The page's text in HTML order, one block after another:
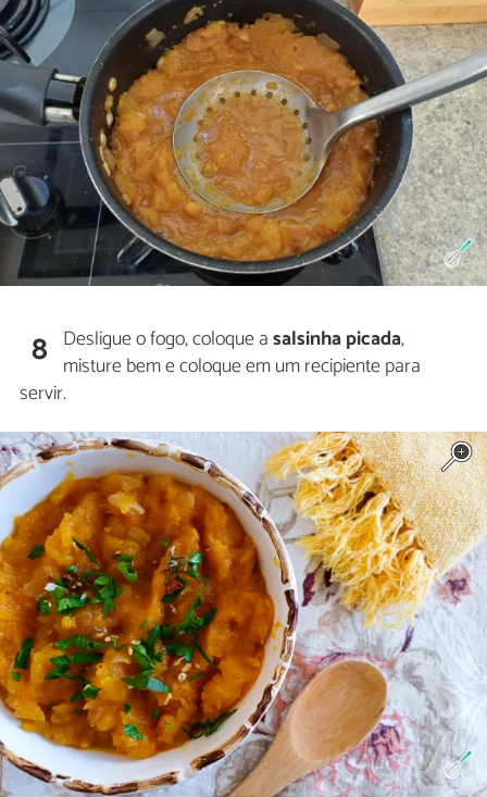
8 Desligue o fogo, coloque asalsinha picada,
misture bem e coloque em um recipiente para
servir.